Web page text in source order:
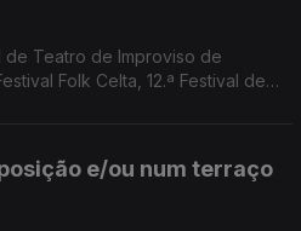
de Teatro de Improviso de
Folk Celta, 12.ª Festival de
e/ou num terraço